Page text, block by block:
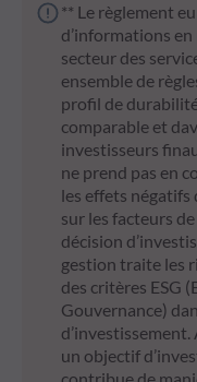
** Le règlement
d’informations
secteur des
ensemble de
profil de
comparable et
investisseurs
ne prend pas en
les effets négatifs
sur les facteurs
décision
gestion traite les
des critères ESG
Gouvernance)
d’investissement.
un objectif